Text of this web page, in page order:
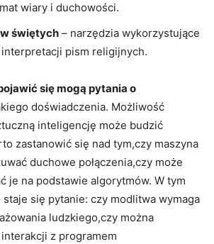
wiary i duchowości.
świętych – narzędzia wykorzystujące
interpretacji pism religijnych.
się mogą pytania o
doświadczenia. Możliwość
inteligencję może budzić
zastanowić się nad tym,czy maszyna
duchowe połączenia,czy może
je na podstawie algorytmów. W tym
się pytanie: czy modlitwa wymaga
ludzkiego,czy można
z programem